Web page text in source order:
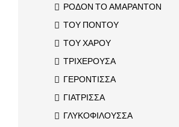
ΡΟΔΟΝ ΤΟ ΑΜΑΡΑΝΤΟΝ
ΤΟΥ ΠΟΝΤΟΥ
ΤΟΥ ΧΑΡΟΥ
ΤΡΙΧΕΡΟΥΣΑ
ΓΕΡΟΝΤΙΣΣΑ
ΓΙΑΤΡΙΣΣΑ
ΓΛΥΚΟΦΙΛΟΥΣΣΑ